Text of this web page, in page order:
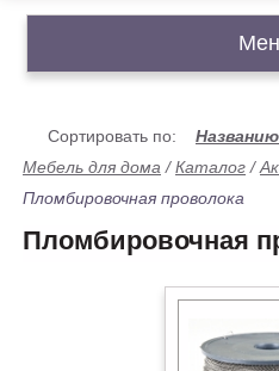
Сортировать по: Названию
Мебель для дома /Каталог /
Пломбировочная проволока
Пломбировочная